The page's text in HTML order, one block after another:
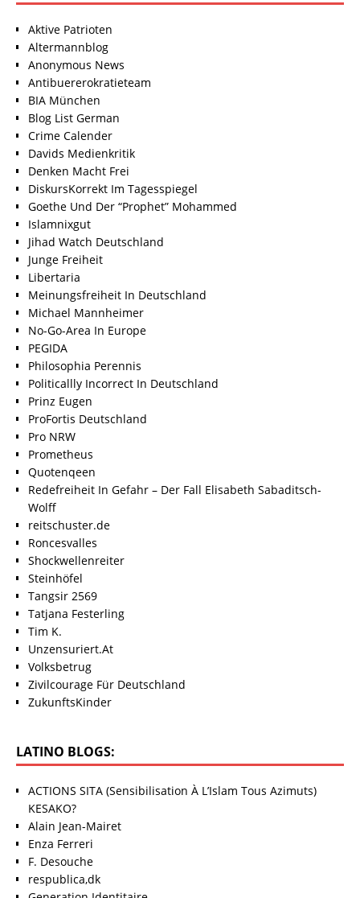
Aktive Patrioten
Altermannblog
Anonymous News
Antibuererokratieteam
BIA München
Blog List German
Crime Calender
Davids Medienkritik
Denken Macht Frei
DiskursKorrekt Im Tagesspiegel
Goethe Und Der “Prophet” Mohammed
Islamnixgut
Jihad Watch Deutschland
Junge Freiheit
Libertaria
Meinungsfreiheit In Deutschland
Michael Mannheimer
No-Go-Area In Europe
PEGIDA
Philosophia Perennis
Politicallly Incorrect In Deutschland
Prinz Eugen
ProFortis Deutschland
Pro NRW
Prometheus
Quotenqeen
Redefreiheit In Gefahr – Der Fall Elisabeth Sabaditsch-
Wolff
reitschuster.de
Roncesvalles
Shockwellenreiter
Steinhöfel
Tangsir 2569
Tatjana Festerling
Tim K.
Unzensuriert.At
Volksbetrug
Zivilcourage Für Deutschland
ZukunftsKinder
LATINO BLOGS:
ACTIONS SITA (Sensibilisation À L’Islam Tous Azimuts)
KESAKO?
Alain Jean-Mairet
Enza Ferreri
F. Desouche
respublica,dk